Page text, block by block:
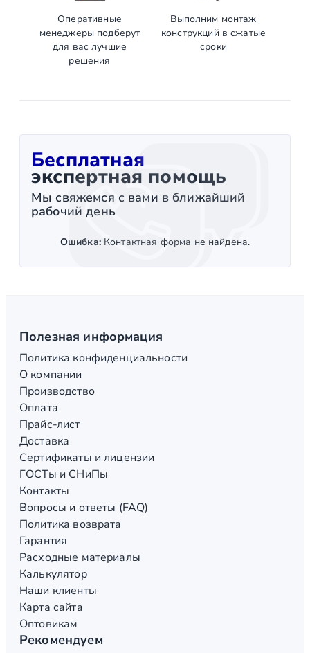
Оперативные
менеджеры подберут
для вас лучшие
решения
Выполним монтаж
конструкций в сжатые
сроки
Бесплатная
экспертная помощь
Мы свяжемся с вами в ближайший
рабочий день
Ошибка:Контактная форма не найдена.
Полезная информация
Политика конфиденциальности
О компании
Производство
Оплата
Прайс-лист
Доставка
Сертификаты и лицензии
ГОСТы и СНиПы
Контакты
Вопросы и ответы (FAQ)
Политика возврата
Гарантия
Расходные материалы
Калькулятор
Наши клиенты
Карта сайта
Оптовикам
Рекомендуем